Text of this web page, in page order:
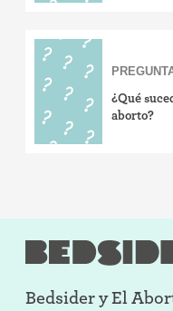
¿Qué
aborto?
Bedsider yEl